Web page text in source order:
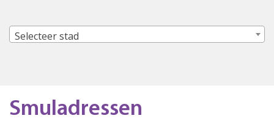
Selecteer stad
Smuladressen